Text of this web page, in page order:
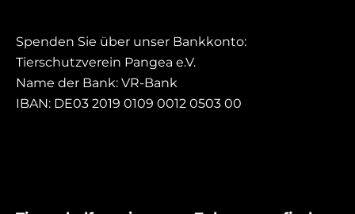
Spenden Sie über unser Bankkonto:
Tierschutzverein Pangea e.V.
Name der Bank: VR-Bank
IBAN: DE03 2019 0109 0012 0503 00